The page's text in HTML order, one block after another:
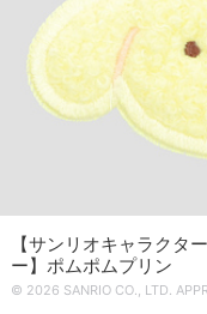
【サンリオキャラクタ
ー】ポムポムプリン
© 2026 SANRIO CO., LTD.